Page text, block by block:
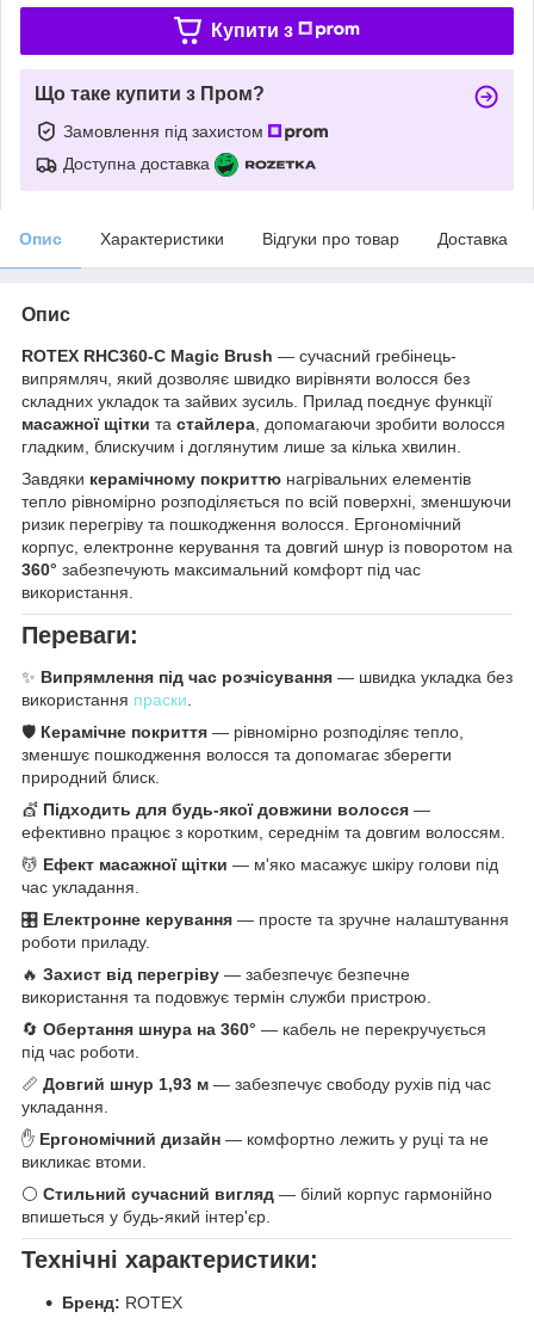
Купити з
Що таке купити з Пром?
Замовлення під захистом
Доступна доставка
Опис Характеристики Відгуки про товар Доставка
Опис
ROTEX RHC360-C Magic Brush — сучасний гребінець-
випрямляч, який дозволяє швидко вирівняти волосся без
складних укладок та зайвих зусиль. Прилад поєднує функції
масажної щітки та стайлера , допомагаючи зробити волосся
гладким, блискучим і доглянутим лише за кілька хвилин.
Завдяки керамічному покриттю нагрівальних елементів
тепло рівномірно розподіляється по всій поверхні, зменшуючи
ризик перегріву та пошкодження волосся. Ергономічний
корпус, електронне керування та довгий шнур із поворотом на
360° забезпечують максимальний комфорт під час
використання.
Переваги:
✨ Випрямлення під час розчісування — швидка укладка без
використання праски.
🛡️ Керамічне покриття — рівномірно розподіляє тепло,
зменшує пошкодження волосся та допомагає зберегти
природний блиск.
💇 Підходить для будь-якої довжини волосся —
ефективно працює з коротким, середнім та довгим волоссям.
💆 Ефект масажної щітки — м'яко масажує шкіру голови під
час укладання.
🎛️ Електронне керування — просте та зручне налаштування
роботи приладу.
🔥 Захист від перегріву — забезпечує безпечне
використання та подовжує термін служби пристрою.
🔄 Обертання шнура на 360° — кабель не перекручується
під час роботи.
📏 Довгий шнур 1,93 м — забезпечує свободу рухів під час
укладання.
✋ Ергономічний дизайн — комфортно лежить у руці та не
викликає втоми.
⚪ Стильний сучасний вигляд — білий корпус гармонійно
впишеться у будь-який інтер'єр.
Технічні характеристики:
Бренд: ROTEX